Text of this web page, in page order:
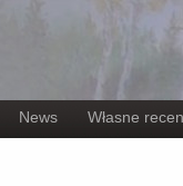
News Własne